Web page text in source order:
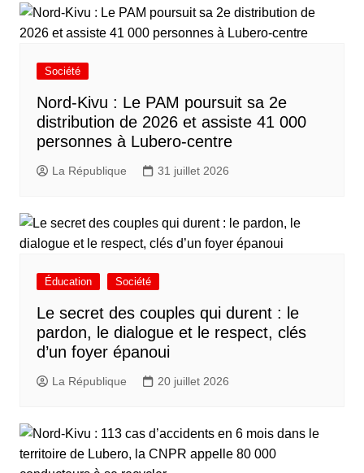
Société
Nord-Kivu : Le PAM poursuit sa 2e
distribution de 2026 et assiste 41 000
personnes à Lubero-centre
La République 31 juillet 2026
Éducation Société
Le secret des couples qui durent : le
pardon, le dialogue et le respect, clés
d’un foyer épanoui
La République 20 juillet 2026